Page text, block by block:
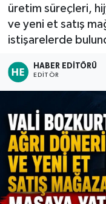
üretim süreçleri,
ve yeni et satış
istişarelerde
HABER EDITÖRÜ
EDITÖR